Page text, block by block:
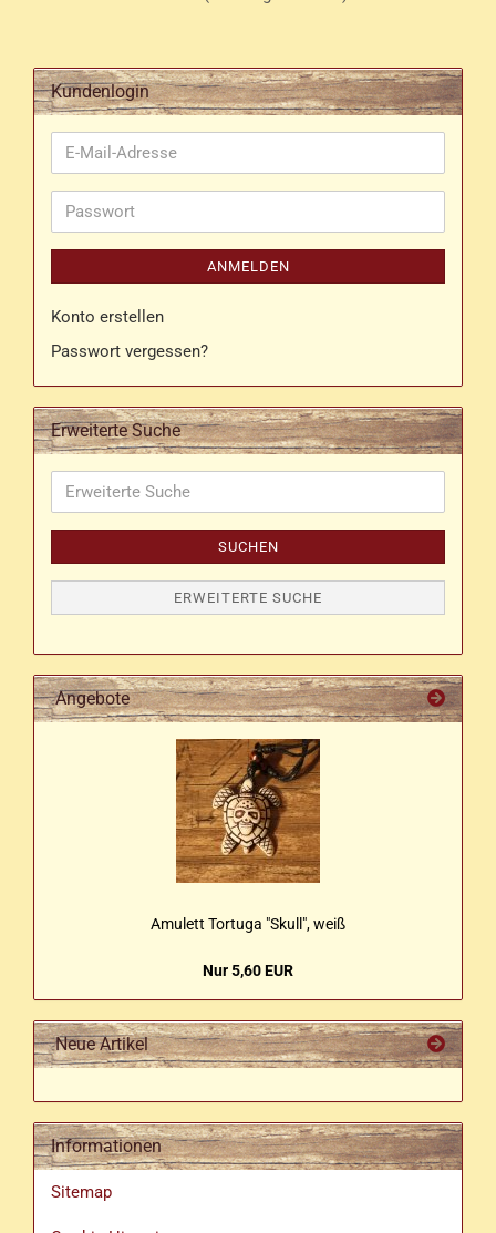
Kundenlogin
E-
Mail-
Passwort
ANMELDEN
Konto erstellen
Passwort vergessen?
Erweiterte Suche
Erweiterte
Suche
SUCHEN
ERWEITERTE SUCHE
Angebote
Amu­lett Tor­tu­ga "Skull", weiß
Nur 5,60 EUR
Neue Artikel
Informationen
Sitemap